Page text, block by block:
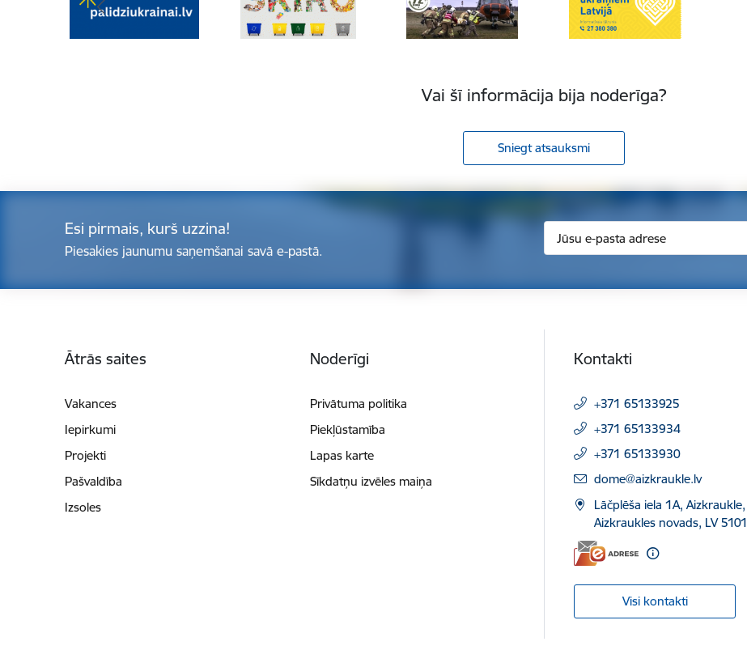
Vai šī informācija bija noderīga?
Sniegt atsauksmi
Esi pirmais, kurš uzzina!
Piesakies jaunumu saņemšanai savā e-pastā.
Ātrās saites
Vakances
Iepirkumi
Projekti
Pašvaldība
Izsoles
Noderīgi
Privātuma politika
Piekļūstamība
Lapas karte
Sīkdatņu izvēles maiņa
Kontakti
+371 65133925
+371 65133934
+371 65133930
E-pasts:
dome@aizkraukle.lv
Lāčplēša iela 1A, Aizkraukle,
Aizkraukles novads, LV 5101
Visi kontakti